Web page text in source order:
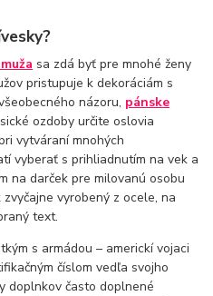
sa zdá byť pre mnohé ženy
pristupuje k dekoráciám s
názoru, pánske
ozdoby určite oslovia
vytváraní mnohých
vyberať s prihliadnutím na vek a
na darček pre milovanú osobu
vyrobený z ocele, na
text.
s armádou – americkí vojaci
číslom vedľa svojho
doplnkov často doplnené